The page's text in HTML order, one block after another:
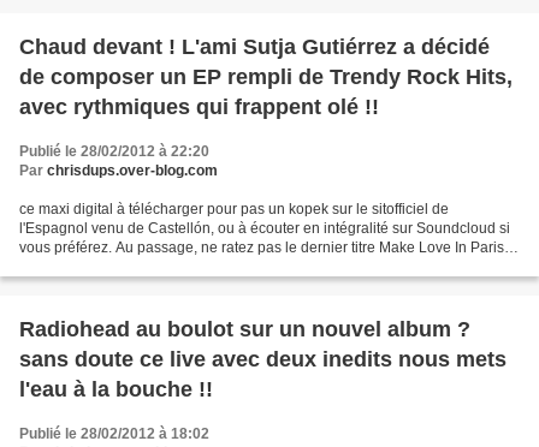
Chaud devant ! L'ami Sutja Gutiérrez a décidé
de composer un EP rempli de Trendy Rock Hits,
avec rythmiques qui frappent olé !!
Publié le 28/02/2012 à 22:20
Par chrisdups.over-blog.com
ce maxi digital à télécharger pour pas un kopek sur le sitofficiel de
l'Espagnol venu de Castellón, ou à écouter en intégralité sur Soundcloud si
vous préférez. Au passage, ne ratez pas le dernier titre Make Love In Paris Is
Radiohead au boulot sur un nouvel album ?
sans doute ce live avec deux inedits nous mets
l'eau à la bouche !!
Publié le 28/02/2012 à 18:02